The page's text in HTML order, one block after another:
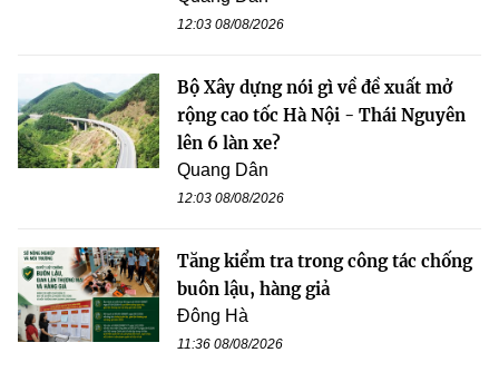
12:03 08/08/2026
Bộ Xây dựng nói gì về đề xuất mở
rộng cao tốc Hà Nội - Thái Nguyên
lên 6 làn xe?
Quang Dân
12:03 08/08/2026
Tăng kiểm tra trong công tác chống
buôn lậu, hàng giả
Đông Hà
11:36 08/08/2026